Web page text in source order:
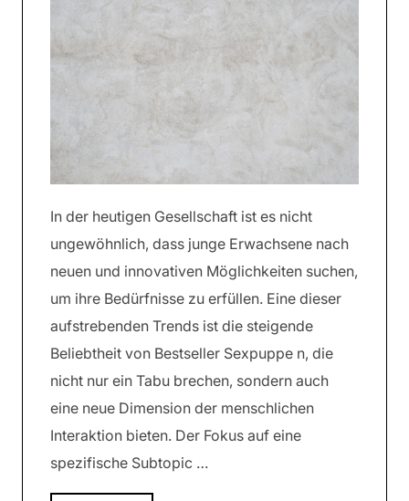
In der heutigen Gesellschaft ist es nicht
ungewöhnlich, dass junge Erwachsene nach
neuen und innovativen Möglichkeiten suchen,
um ihre Bedürfnisse zu erfüllen. Eine dieser
aufstrebenden Trends ist die steigende
Beliebtheit von Bestseller Sexpuppe n, die
nicht nur ein Tabu brechen, sondern auch
eine neue Dimension der menschlichen
Interaktion bieten. Der Fokus auf eine
spezifische Subtopic …